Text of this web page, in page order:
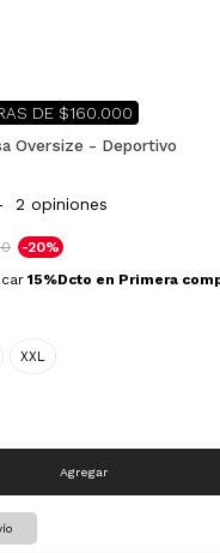
DE $160.000
Oversize - Deportivo
2 opiniones
-20%
15%Dcto en Primera
XXL
Agregar